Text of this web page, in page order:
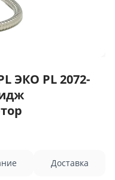
ЭКО PL 2072-
Доставка